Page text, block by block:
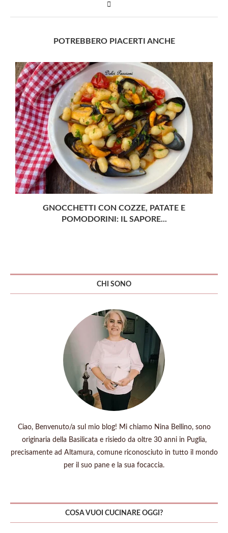
POTREBBERO PIACERTI ANCHE
GNOCCHETTI CON COZZE, PATATE E
POMODORINI: IL SAPORE...
CHI SONO
Ciao, Benvenuto/a sul mio blog! Mi chiamo Nina Bellino, sono
originaria della Basilicata e risiedo da oltre 30 anni in Puglia,
precisamente ad Altamura, comune riconosciuto in tutto il mondo
per il suo pane e la sua focaccia.
COSA VUOI CUCINARE OGGI?